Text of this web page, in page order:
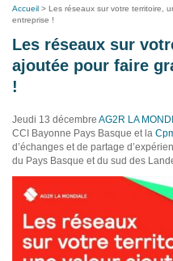
Accueil > Les réseaux sur votre territoire,
entreprise !
Les réseaux sur
ajoutée pour faire
!
Jeudi 13 décembre AG2R LA
CCI Bayonne Pays Basque et la
d’échanges et de partage
du Pays Basque et du sud des